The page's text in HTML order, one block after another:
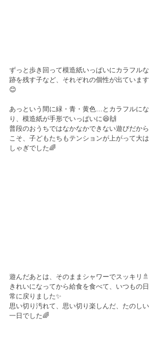
ずっと歩き回って模造紙いっぱいにカラフルな
跡を残す子など、それぞれの個性が出ています
😊
あっという間に緑・青・黄色…とカラフルにな
り、模造紙が手形でいっぱいに😆🙌
普段のおうちではなかなかできない遊びだから
こそ、子どもたちもテンションが上がって大は
しゃぎでした🌈
遊んだあとは、そのままシャワーでスッキリ🚿
きれいになってから給食を食べて、いつもの日
常に戻りました✨
思い切り汚れて、思い切り楽しんだ、たのしい
一日でした🌈